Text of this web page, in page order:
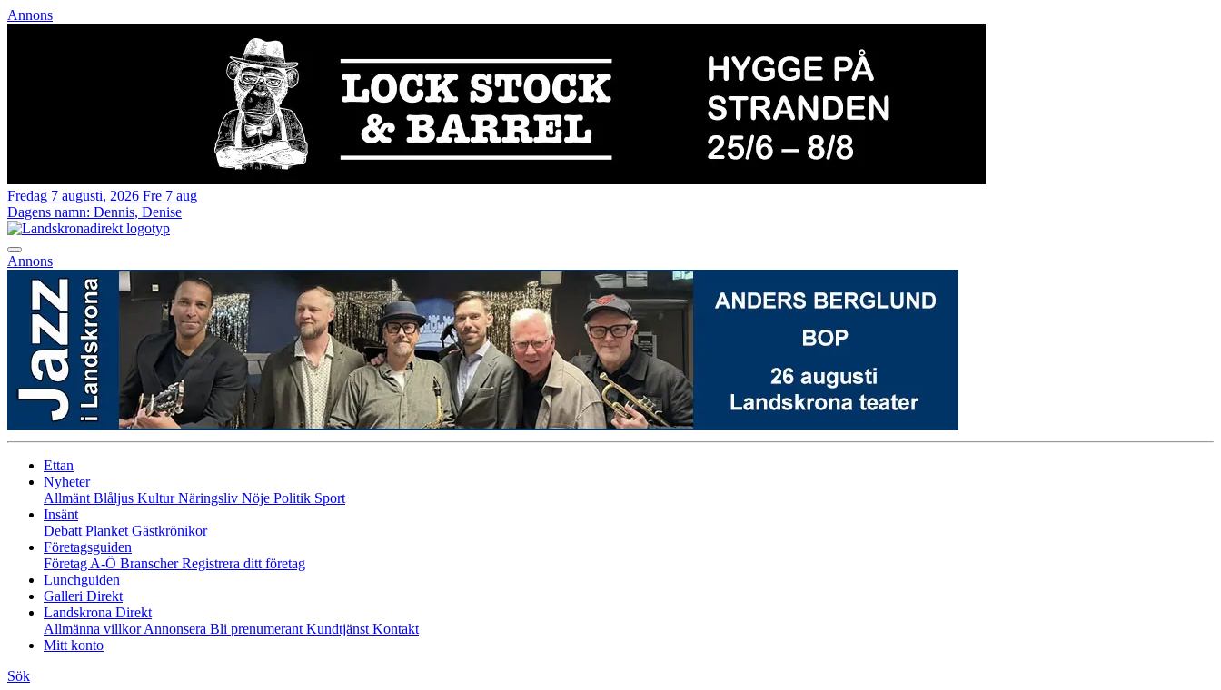
Annons
Fredag 7 augusti, 2026 Fre 7 aug
Dagens namn: Dennis, Denise
Annons
Ettan
Nyheter
Allmänt Blåljus KulturNäringsliv Nöje Politik Sport
Insänt
Debatt Planket Gästkrönikor
Företagsguiden
Företag A-Ö BranscherRegistrera ditt företag
Lunchguiden
Galleri Direkt
Landskrona Direkt
Allmänna villkorAnnonsera Bli prenumerant Kundtjänst Kontakt
Mitt konto
Sök